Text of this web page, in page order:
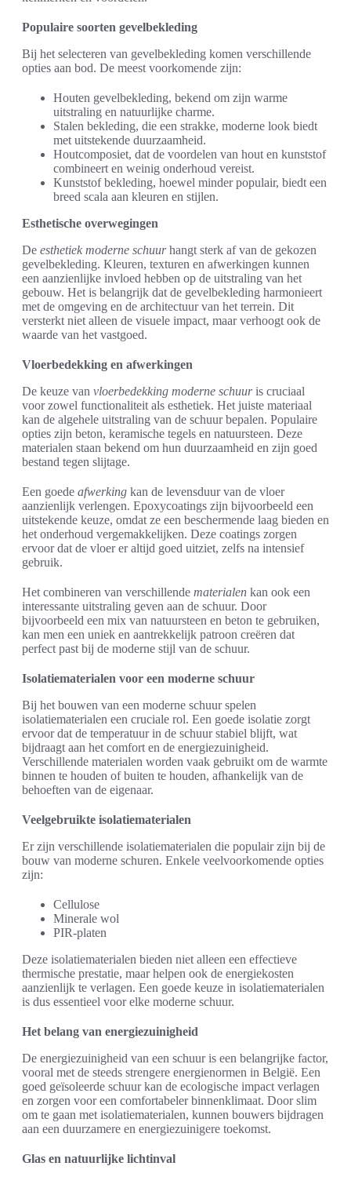
Populaire soorten gevelbekleding
Bij het selecteren van gevelbekleding komen verschillende
opties aan bod. De meest voorkomende zijn:
Houten gevelbekleding, bekend om zijn warme
uitstraling en natuurlijke charme.
Stalen bekleding, die een strakke, moderne look biedt
met uitstekende duurzaamheid.
Houtcomposiet, dat de voordelen van hout en kunststof
combineert en weinig onderhoud vereist.
Kunststof bekleding, hoewel minder populair, biedt een
breed scala aan kleuren en stijlen.
Esthetische overwegingen
De esthetiek moderne schuurhangt sterk af van de gekozen
gevelbekleding. Kleuren, texturen en afwerkingen kunnen
een aanzienlijke invloed hebben op de uitstraling van het
gebouw. Het is belangrijk dat de gevelbekleding harmonieert
met de omgeving en de architectuur van het terrein. Dit
versterkt niet alleen de visuele impact, maar verhoogt ook de
waarde van het vastgoed.
Vloerbedekking en afwerkingen
De keuze van vloerbedekking moderne schuuris cruciaal
voor zowel functionaliteit als esthetiek. Het juiste materiaal
kan de algehele uitstraling van de schuur bepalen. Populaire
opties zijn beton, keramische tegels en natuursteen. Deze
materialen staan bekend om hun duurzaamheid en zijn goed
bestand tegen slijtage.
Een goede afwerking kan de levensduur van de vloer
aanzienlijk verlengen. Epoxycoatings zijn bijvoorbeeld een
uitstekende keuze, omdat ze een beschermende laag bieden en
het onderhoud vergemakkelijken. Deze coatings zorgen
ervoor dat de vloer er altijd goed uitziet, zelfs na intensief
gebruik.
Het combineren van verschillende materialen kan ook een
interessante uitstraling geven aan de schuur. Door
bijvoorbeeld een mix van natuursteen en beton te gebruiken,
kan men een uniek en aantrekkelijk patroon creëren dat
perfect past bij de moderne stijl van de schuur.
Isolatiematerialen voor een moderne schuur
Bij het bouwen van een moderne schuur spelen
isolatiematerialen een cruciale rol. Een goede isolatie zorgt
ervoor dat de temperatuur in de schuur stabiel blijft, wat
bijdraagt aan het comfort en de energiezuinigheid.
Verschillende materialen worden vaak gebruikt om de warmte
binnen te houden of buiten te houden, afhankelijk van de
behoeften van de eigenaar.
Veelgebruikte isolatiematerialen
Er zijn verschillende isolatiematerialen die populair zijn bij de
bouw van moderne schuren. Enkele veelvoorkomende opties
zijn:
Cellulose
Minerale wol
PIR-platen
Deze isolatiematerialen bieden niet alleen een effectieve
thermische prestatie, maar helpen ook de energiekosten
aanzienlijk te verlagen. Een goede keuze in isolatiematerialen
is dus essentieel voor elke moderne schuur.
Het belang van energiezuinigheid
De energiezuinigheid van een schuur is een belangrijke factor,
vooral met de steeds strengere energienormen in België. Een
goed geïsoleerde schuur kan de ecologische impact verlagen
en zorgen voor een comfortabeler binnenklimaat. Door slim
om te gaan met isolatiematerialen, kunnen bouwers bijdragen
aan een duurzamere en energiezuinigere toekomst.
Glas en natuurlijke lichtinval